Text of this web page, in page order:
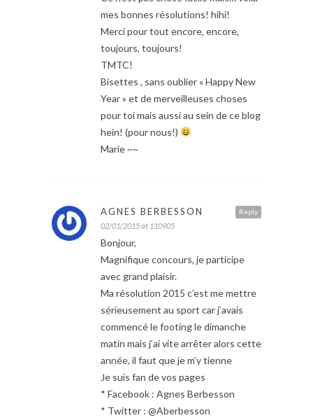
mes bonnes résolutions! hihi!
Merci pour tout encore, encore,
toujours, toujours!
TMTC!
Bisettes , sans oublier « Happy New
Year » et de merveilleuses choses
pour toi mais aussi au sein de ce blog
hein! (pour nous!)
Marie ~~
Reply
AGNES BERBESSON
02/01/2015 at 110905
Bonjour,
Magnifique concours, je participe
avec grand plaisir.
Ma résolution 2015 c’est me mettre
sérieusement au sport car j’avais
commencé le footing le dimanche
matin mais j’ai vite arrêter alors cette
année, il faut que je m’y tienne
Je suis fan de vos pages
* Facebook : Agnes Berbesson
* Twitter : @Aberbesson